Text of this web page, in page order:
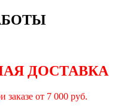
ДОСТАВКА
заказе от 7 000 руб.